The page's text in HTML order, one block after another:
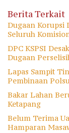
Berita Terkait
Dugaan Korupsi
Seluruh
DPC KSPSI
Dugaan
Lapas Sampit
Pembinaan
Bakar Lahan
Ketapang
Belum Terima
Hamparan